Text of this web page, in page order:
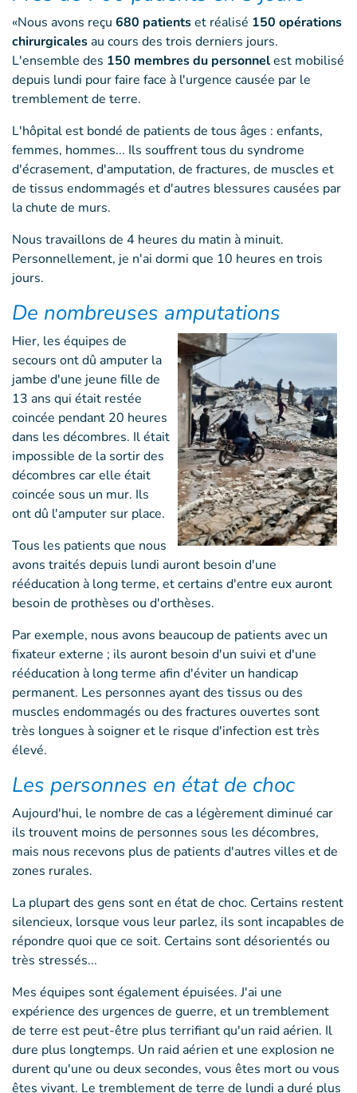
«Nous avons reçu 680 patientset réalisé 150 opérations
chirurgicalesau cours des trois derniers jours.
L'ensemble des 150 membres du personnelest mobilisé
depuis lundi pour faire face à l'urgence causée par le
tremblement de terre.
L'hôpital est bondé de patients de tous âges : enfants,
femmes, hommes... Ils souffrent tous du syndrome
d'écrasement, d'amputation, de fractures, de muscles et
de tissus endommagés et d'autres blessures causées par
la chute de murs.
Nous travaillons de 4 heures du matin à minuit.
Personnellement, je n'ai dormi que 10 heures en trois
jours.
De nombreuses amputations
Hier, les équipes de
secours ont dû amputer la
jambe d'une jeune fille de
13 ans qui était restée
coincée pendant 20 heures
dans les décombres. Il était
impossible de la sortir des
décombres car elle était
coincée sous un mur. Ils
ont dû l'amputer sur place.
Tous les patients que nous
avons traités depuis lundi auront besoin d'une
rééducation à long terme, et certains d'entre eux auront
besoin de prothèses ou d'orthèses.
Par exemple, nous avons beaucoup de patients avec un
fixateur externe ; ils auront besoin d'un suivi et d'une
rééducation à long terme afin d'éviter un handicap
permanent. Les personnes ayant des tissus ou des
muscles endommagés ou des fractures ouvertes sont
très longues à soigner et le risque d'infection est très
élevé.
Les personnes en état de choc
Aujourd'hui, le nombre de cas a légèrement diminué car
ils trouvent moins de personnes sous les décombres,
mais nous recevons plus de patients d'autres villes et de
zones rurales.
La plupart des gens sont en état de choc. Certains restent
silencieux, lorsque vous leur parlez, ils sont incapables de
répondre quoi que ce soit. Certains sont désorientés ou
très stressés...
Mes équipes sont également épuisées. J'ai une
expérience des urgences de guerre, et un tremblement
de terre est peut-être plus terrifiant qu'un raid aérien. Il
dure plus longtemps. Un raid aérien et une explosion ne
durent qu'une ou deux secondes, vous êtes mort ou vous
êtes vivant. Le tremblement de terre de lundi a duré plus